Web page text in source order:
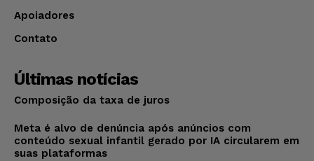
Apoiadores
Contato
Últimas notícias
Composição da taxa de juros
Meta é alvo de denúncia após anúncios com
conteúdo sexual infantil gerado por IA circularem em
suas plataformas